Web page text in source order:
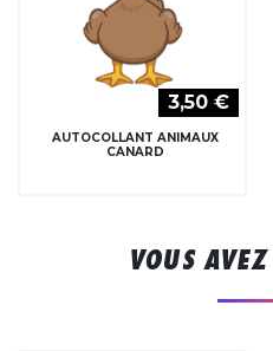
3,50 €
AUTOCOLLANT ANIMAUX
CANARD
VOUS